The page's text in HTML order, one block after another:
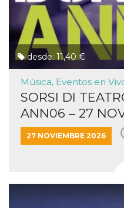
desde: 11,40 €
Música, Eventos en
SORSI DI
ANN06 – 27
27 NOVIEMBRE 2026